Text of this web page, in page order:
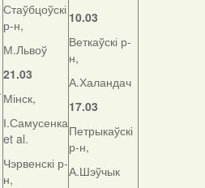
Стаўбцоўскі
р-н,
М.Львоў
21.03
Мінск,
І.Самусенка
et al.
Чэрвенскі р-
н,
10.03
Веткаўскі р-
н,
А.Халандач
17.03
Петрыкаўскі
р-н,
А.Шэўчык